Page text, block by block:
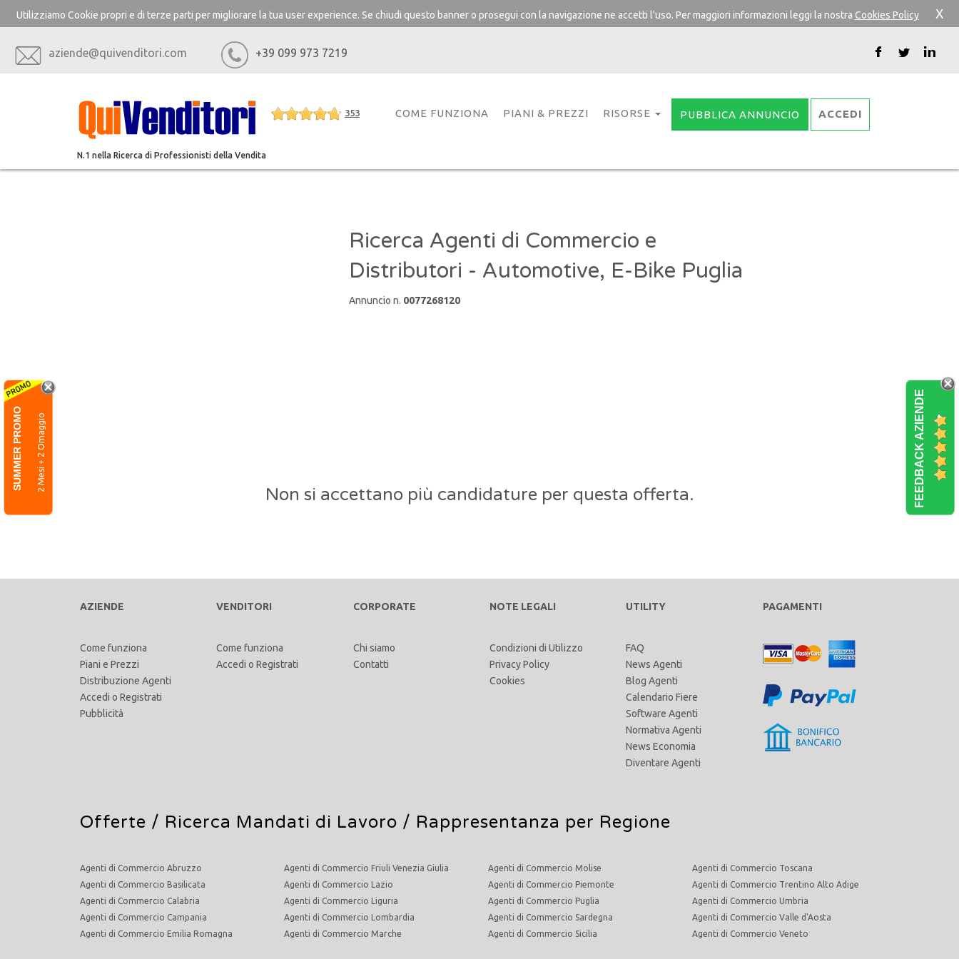
Utilizziamo Cookie propri e di terze parti per migliorare la tua user experience. Se chiudi questo banner o prosegui con la navigazione ne accetti l'uso. Per maggiori informazioni leggi la nostra Cookies Policy X
aziende@quivenditori.com +39 099 973 7219
353
N.1 nella Ricerca di Professionisti della Vendita
COME FUNZIONA PIANI & PREZZI RISORSE PUBBLICA ANNUNCIO ACCEDI
FEEDBACK AZIENDE
SUMMER PROMO 2 Mesi + 2 Omaggio
Ricerca Agenti di Commercio e
Distributori - Automotive, E-Bike Puglia
Annuncio n. 0077268120
Non si accettano più candidature per questa offerta.
AZIENDE
Come funziona
Piani e Prezzi
Distribuzione Agenti
Accedi o Registrati
Pubblicità
VENDITORI
Come funziona
Accedi oRegistrati
CORPORATE
Chi siamo
Contatti
NOTE LEGALI
Condizioni di Utilizzo
Privacy Policy
Cookies
UTILITY
FAQ
News Agenti
Blog Agenti
Calendario Fiere
Software Agenti
Normativa Agenti
News Economia
Diventare Agenti
PAGAMENTI
Offerte / Ricerca Mandati di Lavoro / Rappresentanza per Regione
Agenti di Commercio Abruzzo
Agenti di Commercio Basilicata
Agenti di Commercio Calabria
Agenti di Commercio Campania
Agenti di Commercio Emilia Romagna
Agenti di Commercio Friuli Venezia Giulia
Agenti di Commercio Lazio
Agenti di Commercio Liguria
Agenti di Commercio Lombardia
Agenti di Commercio Marche
Agenti di Commercio Molise
Agenti di Commercio Piemonte
Agenti di Commercio Puglia
Agenti di Commercio Sardegna
Agenti di Commercio Sicilia
Agenti di Commercio Toscana
Agenti di Commercio Trentino Alto Adige
Agenti di Commercio Umbria
Agenti di Commercio Valle d'Aosta
Agenti di Commercio Veneto